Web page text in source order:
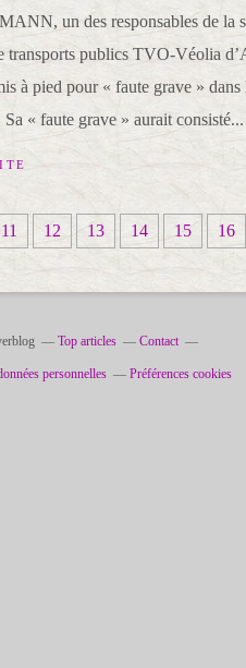
un des responsables de la
transports publics TVO-Véolia
à pied pour « faute grave » dans
« faute grave » aurait consisté...
11 12 13 14 15 16
Top articles Contact
personnelles Préférences cookies